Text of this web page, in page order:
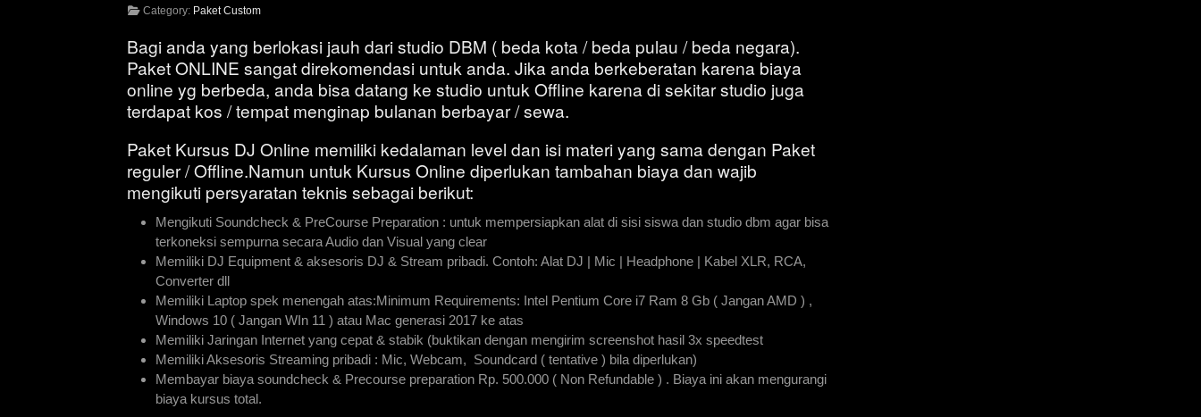
Category: Paket Custom
Bagi anda yang berlokasi jauh dari studio DBM ( beda kota / beda pulau / beda negara).
Paket ONLINE sangat direkomendasi untuk anda. Jika anda berkeberatan karena biaya
online yg berbeda, anda bisa datang ke studio untuk Offline karena di sekitar studio juga
terdapat kos / tempat menginap bulanan berbayar / sewa.
Paket Kursus DJ Online memiliki kedalaman level dan isi materi yang sama dengan Paket
reguler / Offline.Namun untuk Kursus Online diperlukan tambahan biaya dan wajib
mengikuti persyaratan teknis sebagai berikut:
Mengikuti Soundcheck & PreCourse Preparation : untuk mempersiapkan alat di sisi siswa dan studio dbm agar bisa
terkoneksi sempurna secara Audio dan Visual yang clear
Memiliki DJ Equipment & aksesoris DJ & Stream pribadi. Contoh: Alat DJ | Mic | Headphone | Kabel XLR, RCA,
Converter dll
Memiliki Laptop spek menengah atas:Minimum Requirements: Intel Pentium Core i7 Ram 8 Gb ( Jangan AMD ) ,
Windows 10 ( Jangan WIn 11 ) atau Mac generasi 2017 ke atas
Memiliki Jaringan Internet yang cepat & stabik (buktikan dengan mengirim screenshot hasil 3x speedtest
Memiliki Aksesoris Streaming pribadi : Mic, Webcam, Soundcard ( tentative ) bila diperlukan)
Membayar biaya soundcheck & Precourse preparation Rp. 500.000 ( Non Refundable ) . Biaya ini akan mengurangi
biaya kursus total.